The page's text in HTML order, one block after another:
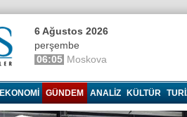
6 Ağustos 2026
perşembe
06:05 Moskova
EKONOMI GÜNDEM ANALIZ KÜLTÜR